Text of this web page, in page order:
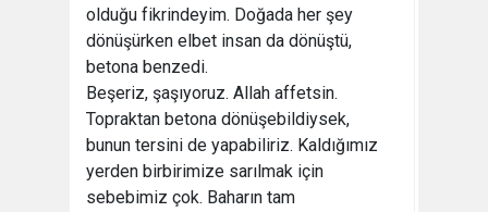
olduğu fikrindeyim. Doğada her şey
dönüşürken elbet insan da dönüştü,
betona benzedi.
Beşeriz, şaşıyoruz. Allah affetsin.
Topraktan betona dönüşebildiysek,
bunun tersini de yapabiliriz. Kaldığımız
yerden birbirimize sarılmak için
sebebimiz çok. Baharın tam